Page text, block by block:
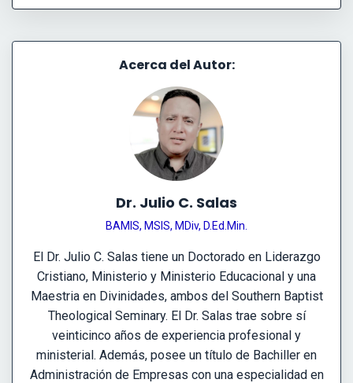
Acerca del Autor:
Dr. Julio C. Salas
BAMIS, MSIS, MDiv, D.Ed.Min.
El Dr. Julio C. Salas tiene un Doctorado en Liderazgo
Cristiano, Ministerio y Ministerio Educacional y una
Maestria en Divinidades, ambos del Southern Baptist
Theological Seminary. El Dr. Salas trae sobre sí
veinticinco años de experiencia profesional y
ministerial. Además, posee un título de Bachiller en
Administración de Empresas con una especialidad en